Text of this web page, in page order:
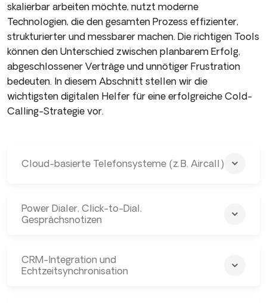
skalierbar arbeiten möchte, nutzt moderne
Technologien, die den gesamten Prozess effizienter,
strukturierter und messbarer machen. Die richtigen Tools
können den Unterschied zwischen planbarem Erfolg,
abgeschlossener Verträge und unnötiger Frustration
bedeuten. In diesem Abschnitt stellen wir die
wichtigsten digitalen Helfer für eine erfolgreiche Cold-
Calling-Strategie vor.
Cloud-basierte Telefonsysteme (z. B. Aircall)
Power Dialer, Click-to-Dial,
Gesprächsnotizen
CRM-Integration und
Echtzeitsynchronisation